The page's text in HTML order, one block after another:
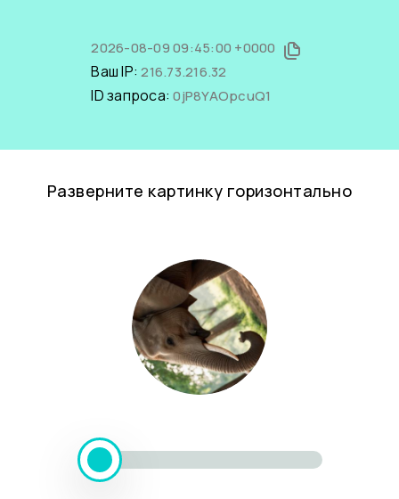
2026-08-09 09:45:00 +0000
Ваш IP:216.73.216.32
ID запроса:0jP8YAOpcuQ1
Разверните картинку горизонтально